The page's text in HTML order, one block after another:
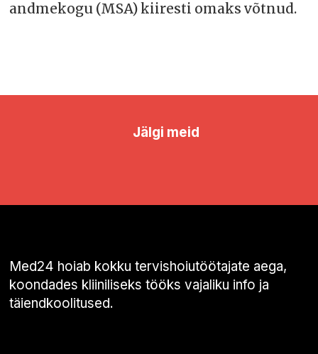
andmekogu (MSA) kiiresti omaks võtnud.
Jälgi meid
Med24 hoiab kokku tervishoiutöötajate aega,
koondades kliiniliseks tööks vajaliku info ja
täiendkoolitused.